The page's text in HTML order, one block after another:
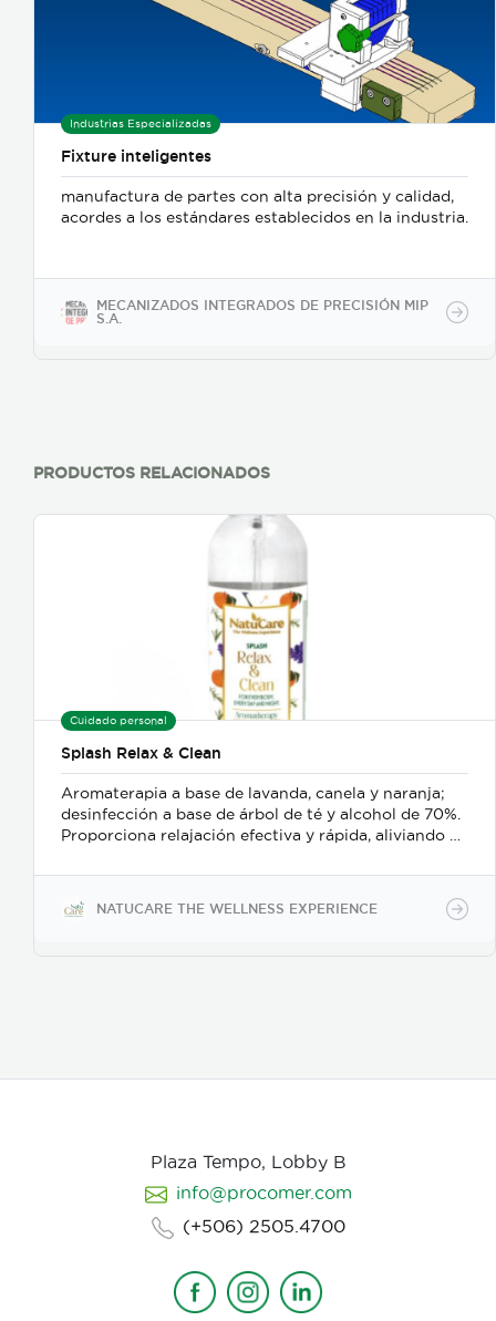
Industrias Especializadas
Fixture inteligentes
manufactura de partes con alta precisión y calidad,
acordes a los estándares establecidos en la industria.
MECANIZADOS INTEGRADOS DE PRECISIÓN MIP
S.A.
PRODUCTOS RELACIONADOS
Cuidado personal
Splash Relax & Clean
Aromaterapia a base de lavanda, canela y naranja;
desinfección a base de árbol de té y alcohol de 70%.
Proporciona relajación efectiva y rápida, aliviando el
desinfectante para manos o superficies.
NATUCARE THE WELLNESS EXPERIENCE
Plaza Tempo, Lobby B
info@procomer.com
(+506) 2505.4700